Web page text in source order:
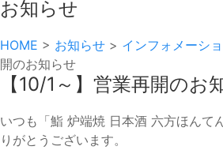
お知らせ
HOME > お知らせ > インフォメーシ
開のお知らせ
【10/1～】営業再開のお
いつも「鮨 炉端焼 日本酒 六方ほんて
りがとうございます。